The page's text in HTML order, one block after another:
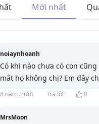
Mới nhất
noiaynhoanh
Có khi nào chưa có con
mắt họ không chị? Em đây
8 năm trước Trả lời 0
MrsMoon